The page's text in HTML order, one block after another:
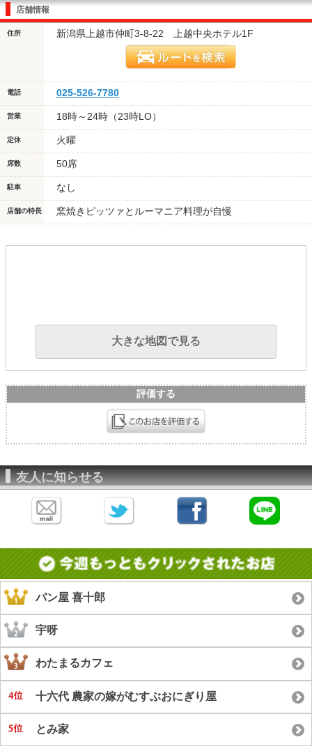
店舗情報
住所 新潟県上越市仲町3-8-22 上越中央ホテル1F
電話 025-526-7780
営業 18時～24時（23時LO）
定休 火曜
席数 50席
駐車 なし
店舗の特長 窯焼きピッツァとルーマニア料理が自慢
大きな地図で見る
評価する
友人に知らせる
パン屋 喜十郎
宇呀
わたまるカフェ
十六代 農家の嫁がむすぶおにぎり屋
とみ家